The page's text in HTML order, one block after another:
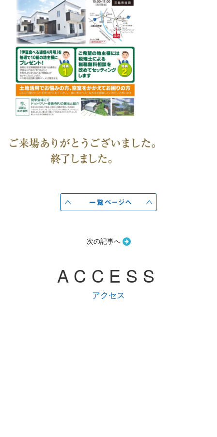
次の記事へ
ACCESS
アクセス